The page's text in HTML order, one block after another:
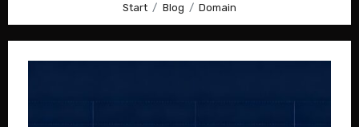
Start Blog Domain